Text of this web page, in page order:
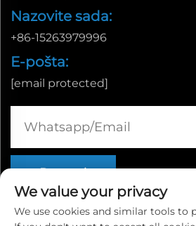
Nazovite sada:
+86-15263979996
E-pošta:
[email protected]
We value your privacy
We use cookies and similar tools to